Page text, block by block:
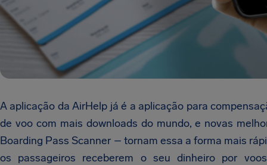
A aplicação da AirHelp já é a aplicação para
de voo com mais downloads do mundo, e novas
Boarding Pass Scanner – tornam essa a forma mais
os passageiros receberem o seu dinheiro por